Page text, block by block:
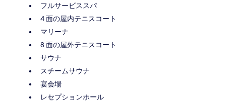
フルサービススパ
4 面の屋内テニスコート
マリーナ
8 面の屋外テニスコート
サウナ
スチームサウナ
宴会場
レセプションホール